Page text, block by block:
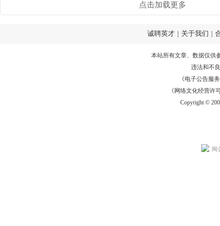
点击加载更多
诚聘英才 关于我们
本站所有文章、数据仅供
违法和不
《电子公告服务
《网络文化经营许
Copyright ©
闽